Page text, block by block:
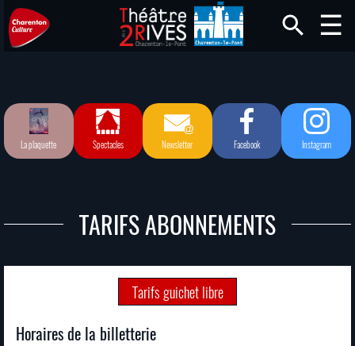
La plaquette Spectacles Newsletter Facebook Instagram
TARIFS ABONNEMENTS
Tarifs guichet libre
Horaires de la billetterie